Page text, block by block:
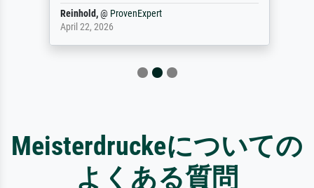
Reinhold,@ ProvenExpert
April 22, 2026
Meisterdruckeについての
よくある質問